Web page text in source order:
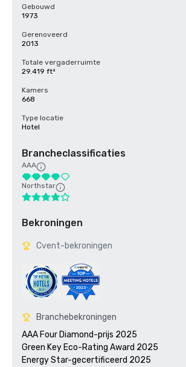
Gebouwd
1973
Gerenoveerd
2013
Totale vergaderruimte
29.419 ft²
Kamers
668
Type locatie
Hotel
Brancheclassificaties
AAA
Northstar
Bekroningen
Cvent-bekroningen
Branchebekroningen
AAA Four Diamond-prijs 2025
Green Key Eco-Rating Award 2025